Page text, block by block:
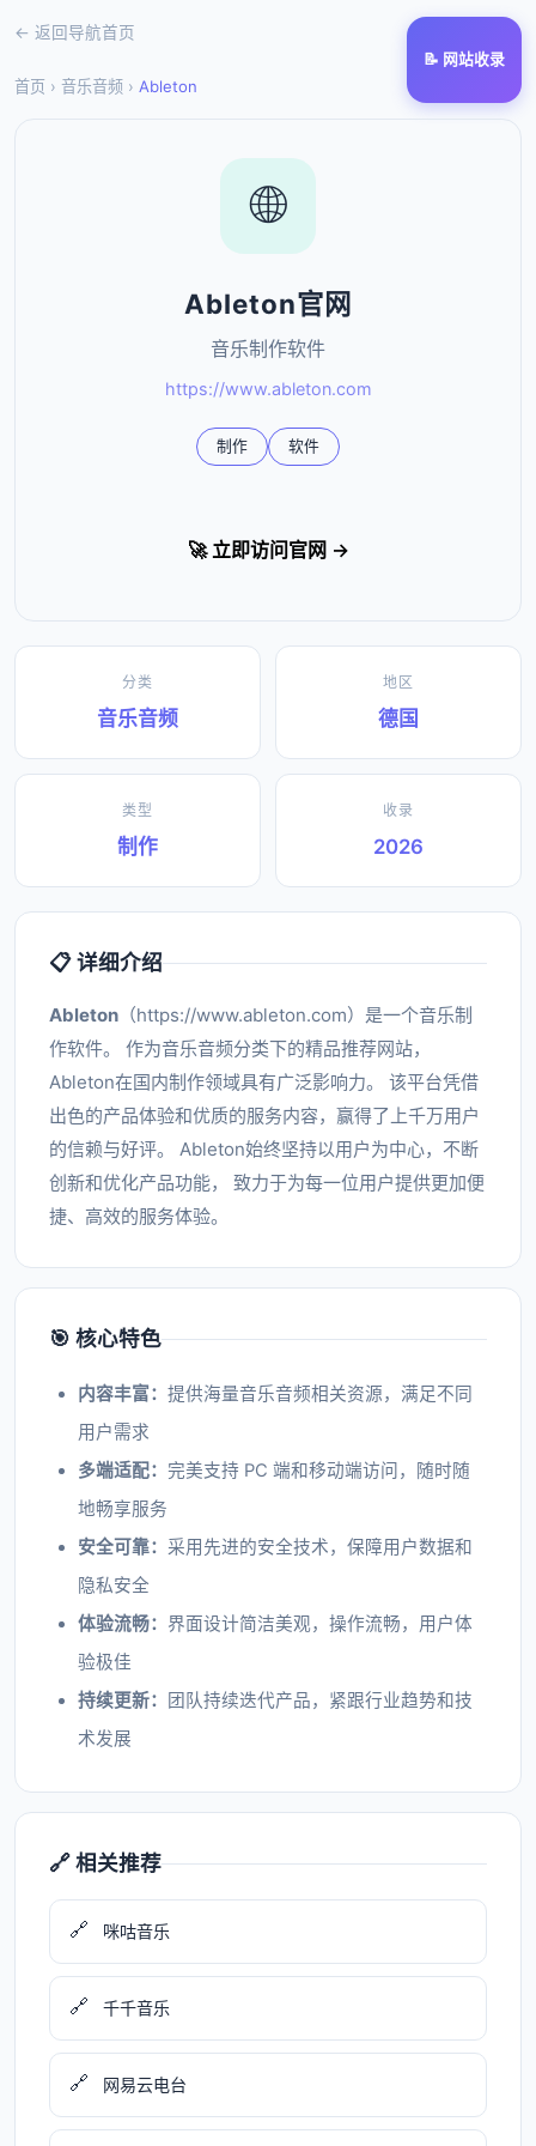
📝 网站收录
← 返回导航首页
首页 › 音乐音频 › Ableton
🌐
Ableton官网
音乐制作软件
https://www.ableton.com
制作 软件
🚀 立即访问官网 →
分类
音乐音频
地区
德国
类型
制作
收录
2026
📋 详细介绍
Ableton （https://www.ableton.com）是一个音乐制
作软件。 作为音乐音频分类下的精品推荐网站，
Ableton在国内制作领域具有广泛影响力。 该平台凭借
出色的产品体验和优质的服务内容，赢得了上千万用户
的信赖与好评。 Ableton始终坚持以用户为中心，不断
创新和优化产品功能， 致力于为每一位用户提供更加便
捷、高效的服务体验。
🎯 核心特色
内容丰富： 提供海量音乐音频相关资源，满足不同
用户需求
多端适配： 完美支持 PC 端和移动端访问，随时随
地畅享服务
安全可靠： 采用先进的安全技术，保障用户数据和
隐私安全
体验流畅： 界面设计简洁美观，操作流畅，用户体
验极佳
持续更新：
团队持续迭代产品，紧跟行业趋势和技
术发展
🔗 相关推荐
🔗 咪咕音乐
🔗 千千音乐
🔗 网易云电台